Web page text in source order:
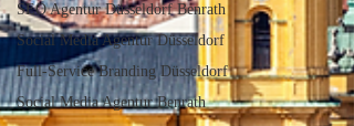
SEO Agentur Düsseldorf Benrath
Social Media Agentur Düsseldorf
Full-Service Branding Düsseldorf
Social Media Agentur Benrath